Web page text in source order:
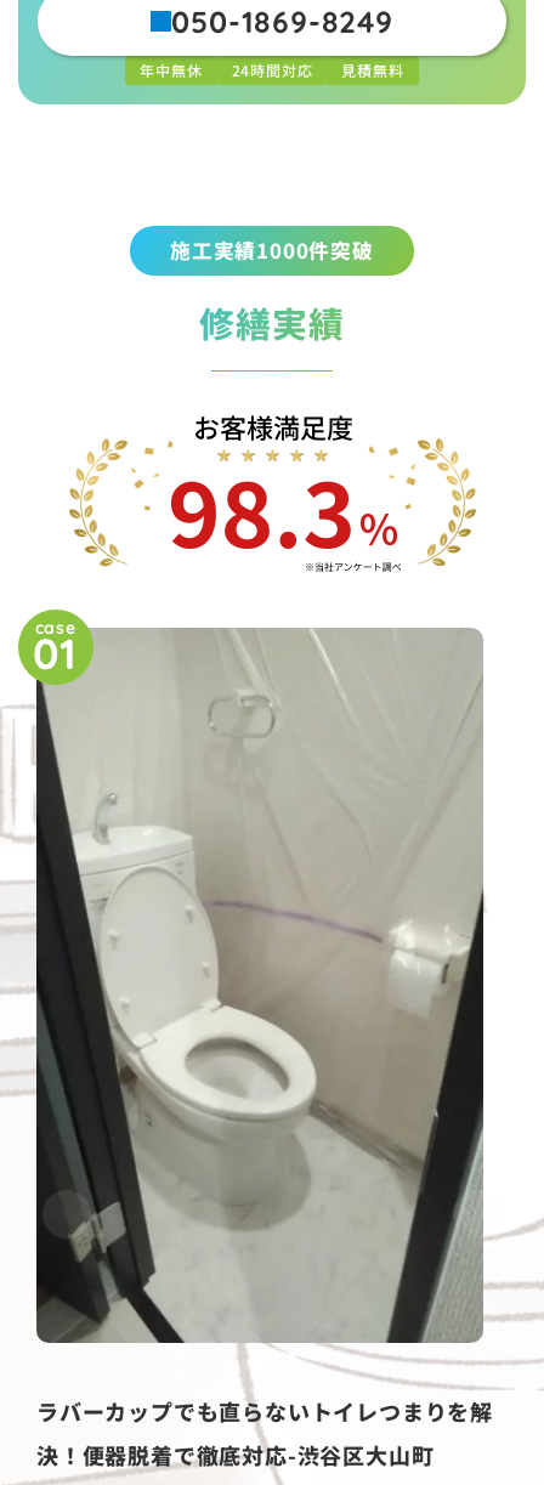
050-1869-8249
年中無休 24時間対応 見積無料
施工実績1000件突破
修繕実績
case
01
ラバーカップでも直らないトイレつまりを解
決！便器脱着で徹底対応-渋谷区大山町